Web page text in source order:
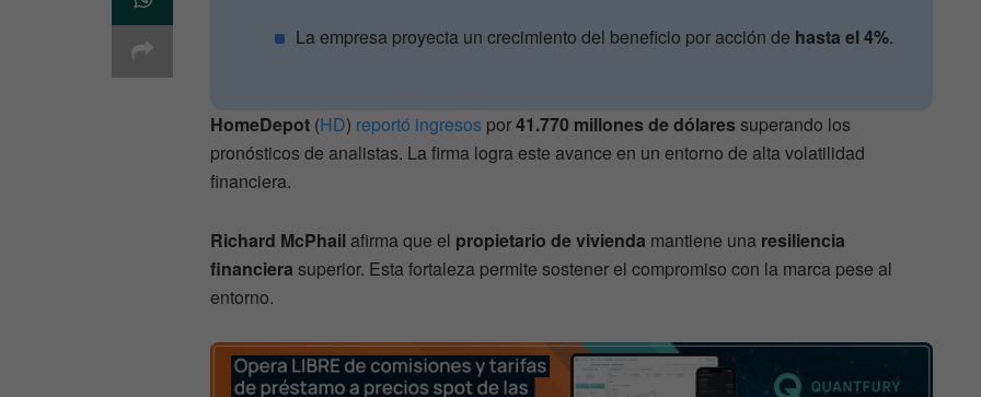
La empresa proyecta un crecimiento del beneficio por acción de hasta el 4%.
HomeDepot (HD) reportó ingresos por41.770 millones de dólares superando los
pronósticos de analistas. La firma logra este avance en un entorno de alta volatilidad
financiera.
Richard McPhail afirma que el propietario de vivienda mantiene una resiliencia
financiera superior. Esta fortaleza permite sostener el compromiso con la marca pese al
entorno.